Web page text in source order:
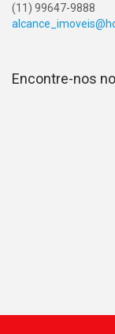
(11) 99647-9888
Encontre-nos